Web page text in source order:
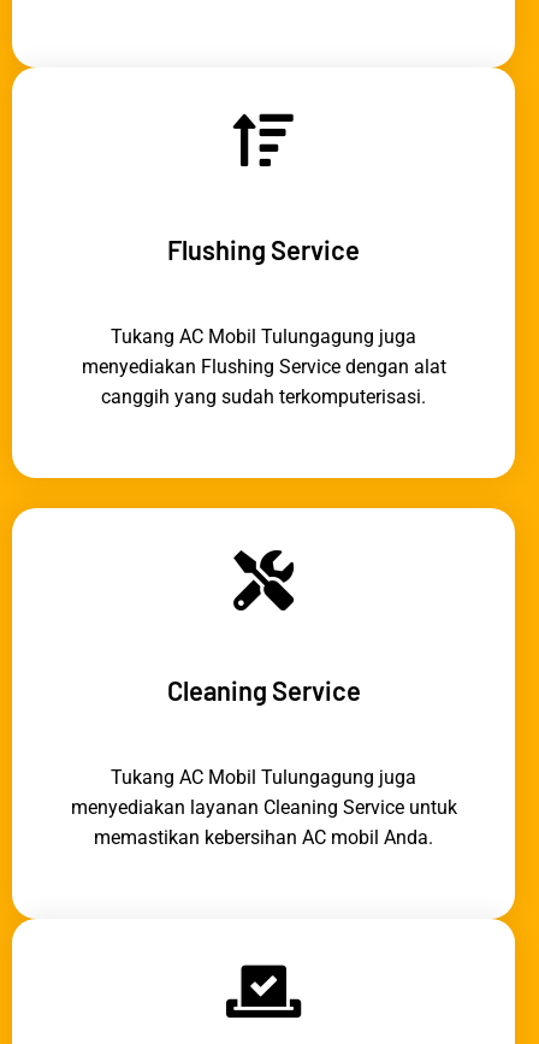
Flushing Service
Tukang AC Mobil Tulungagung juga
menyediakan Flushing Service dengan alat
canggih yang sudah terkomputerisasi.
Cleaning Service
Tukang AC Mobil Tulungagung juga
menyediakan layanan Cleaning Service untuk
memastikan kebersihan AC mobil Anda.